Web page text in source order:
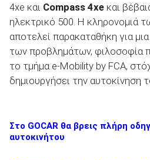
4xe και Compass 4xe και
ηλεκτρικό 500. Η κληρονομιά
αποτελεί παρακαταθήκη για
των προβλημάτων, φιλοσοφία
το τμήμα e-Mobility by FCA,
δημιουργήσει την αυτοκίνηση
Στο GOCAR θα βρεις πλήρη
αυτοκινήτου